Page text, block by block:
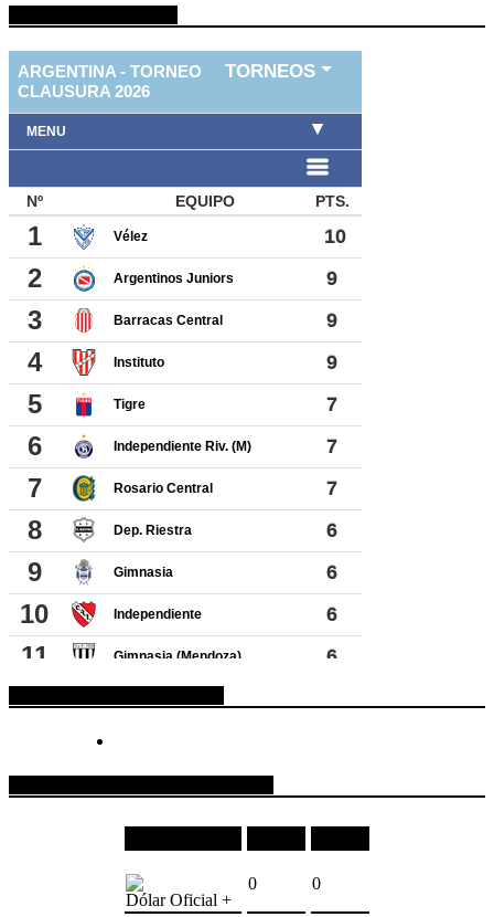
Dólar Oficial +
0 0